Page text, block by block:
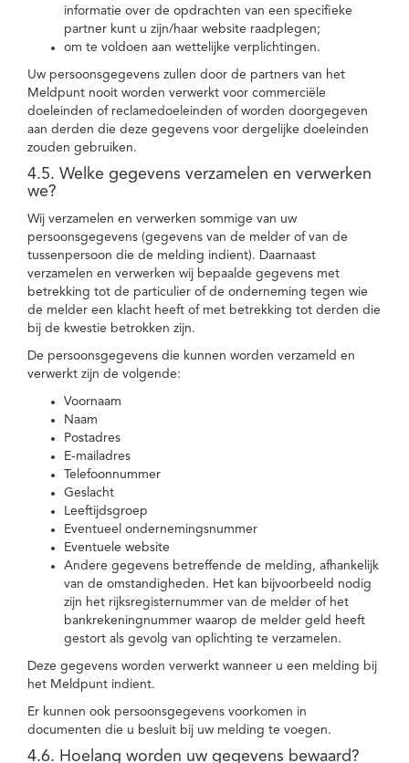
informatie over de opdrachten van een specifieke
partner kunt u zijn/haar website raadplegen;
om te voldoen aan wettelijke verplichtingen.
Uw persoonsgegevens zullen door de partners van het
Meldpunt nooit worden verwerkt voor commerciële
doeleinden of reclamedoeleinden of worden doorgegeven
aan derden die deze gegevens voor dergelijke doeleinden
zouden gebruiken.
4.5. Welke gegevens verzamelen en verwerken
we?
Wij verzamelen en verwerken sommige van uw
persoonsgegevens (gegevens van de melder of van de
tussenpersoon die de melding indient). Daarnaast
verzamelen en verwerken wij bepaalde gegevens met
betrekking tot de particulier of de onderneming tegen wie
de melder een klacht heeft of met betrekking tot derden die
bij de kwestie betrokken zijn.
De persoonsgegevens die kunnen worden verzameld en
verwerkt zijn de volgende:
Voornaam
Naam
Postadres
E-mailadres
Telefoonnummer
Geslacht
Leeftijdsgroep
Eventueel ondernemingsnummer
Eventuele website
Andere gegevens betreffende de melding, afhankelijk
van de omstandigheden. Het kan bijvoorbeeld nodig
zijn het rijksregisternummer van de melder of het
bankrekeningnummer waarop de melder geld heeft
gestort als gevolg van oplichting te verzamelen.
Deze gegevens worden verwerkt wanneer u een melding bij
het Meldpunt indient.
Er kunnen ook persoonsgegevens voorkomen in
documenten die u besluit bij uw melding te voegen.
4.6. Hoelang worden uw gegevens bewaard?